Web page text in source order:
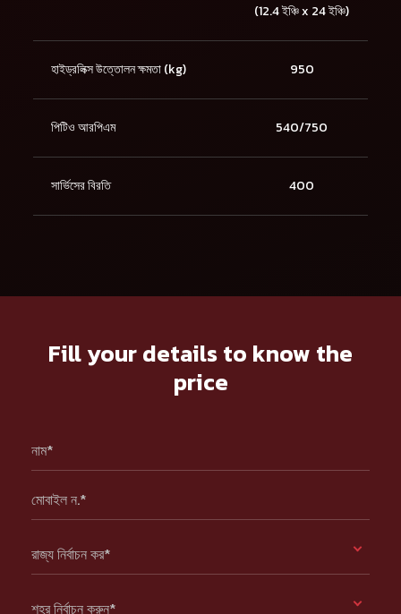
(12.4 ইঞ্চি x 24 ইঞ্চি)
হাইড্রলিক্স উত্তোলন ক্ষমতা (kg) 950
পিটিও আরপিএম 540/750
সার্ভিসের বিরতি 400
Fill your details to know the
price
নাম*
মোবাইল ন.*
রাজ্য নির্বাচন কর*
শহর নির্বাচন করুন*